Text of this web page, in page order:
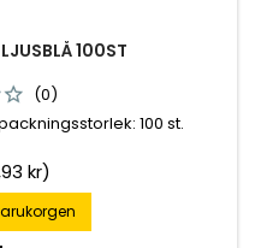
100ST
(0)
100 st.
kr)